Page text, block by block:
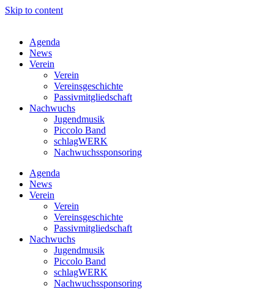
Skip to content
Agenda
News
Verein
Verein
Vereinsgeschichte
Passivmitgliedschaft
Nachwuchs
Jugendmusik
Piccolo Band
schlagWERK
Nachwuchssponsoring
Agenda
News
Verein
Verein
Vereinsgeschichte
Passivmitgliedschaft
Nachwuchs
Jugendmusik
Piccolo Band
schlagWERK
Nachwuchssponsoring